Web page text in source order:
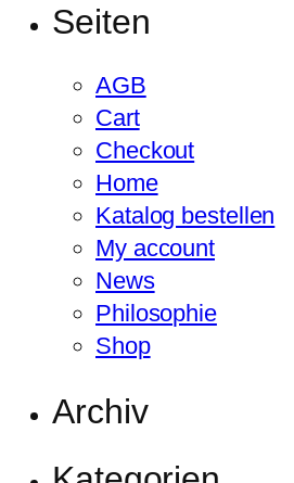
Seiten
AGB
Cart
Checkout
Home
Katalog bestellen
My account
News
Philosophie
Shop
Archiv